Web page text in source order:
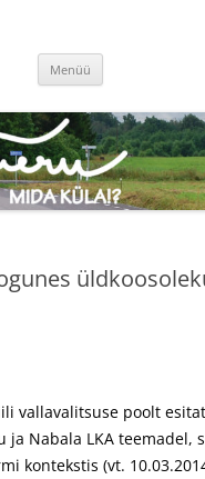
Menüü Liigu
juurde
vallavalitsuse poolt
ja Nabala LKA teemadel,
kontekstis (vt.